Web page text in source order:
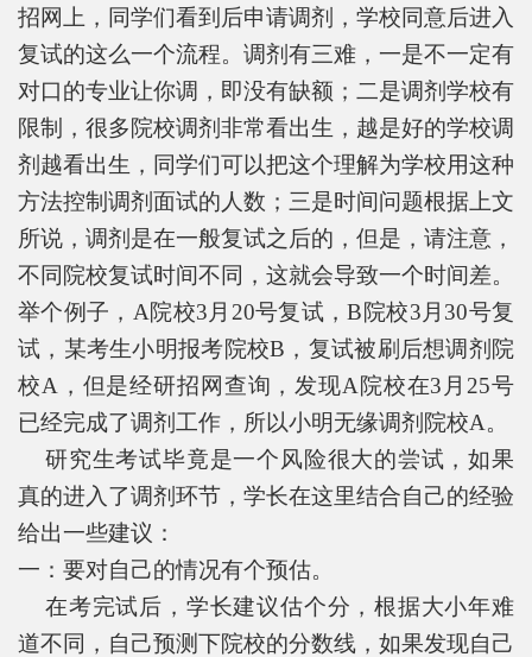
招网上，同学们看到后申请调剂，学校同意后进入
复试的这么一个流程。调剂有三难，一是不一定有
对口的专业让你调，即没有缺额；二是调剂学校有
限制，很多院校调剂非常看出生，越是好的学校调
剂越看出生，同学们可以把这个理解为学校用这种
方法控制调剂面试的人数；三是时间问题根据上文
所说，调剂是在一般复试之后的，但是，请注意，
不同院校复试时间不同，这就会导致一个时间差。
举个例子，A院校3月20号复试，B院校3月30号复
试，某考生小明报考院校B，复试被刷后想调剂院
校A，但是经研招网查询，发现A院校在3月25号
已经完成了调剂工作，所以小明无缘调剂院校A。
研究生考试毕竟是一个风险很大的尝试，如果
真的进入了调剂环节，学长在这里结合自己的经验
给出一些建议：
一：要对自己的情况有个预估。
在考完试后，学长建议估个分，根据大小年难
道不同，自己预测下院校的分数线，如果发现自己